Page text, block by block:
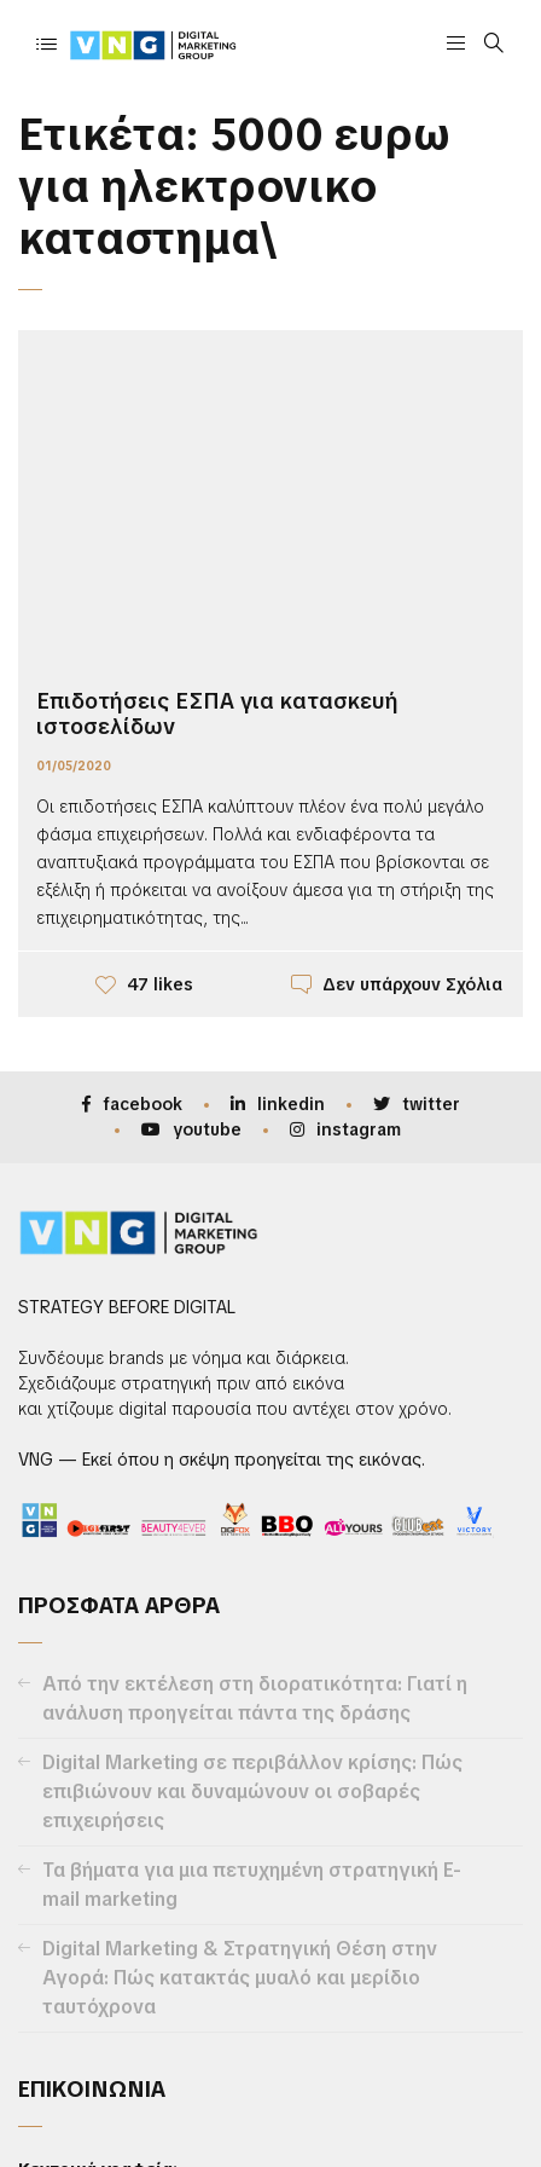
Ετικέτα: 5000 ευρω
για ηλεκτρονικο
καταστημα\
Επιδοτήσεις ΕΣΠΑ για κατασκευή
ιστοσελίδων
01/05/2020
Οι επιδοτήσεις ΕΣΠΑ καλύπτουν πλέον ένα πολύ μεγάλο
φάσμα επιχειρήσεων. Πολλά και ενδιαφέροντα τα
αναπτυξιακά προγράμματα του ΕΣΠΑ που βρίσκονται σε
εξέλιξη ή πρόκειται να ανοίξουν άμεσα για τη στήριξη της
επιχειρηματικότητας, της...
47 likes Δεν υπάρχουν Σχόλια
facebook linkedin
twitter
youtube
instagram
STRATEGY BEFORE DIGITAL
Συνδέουμε brands με νόημα και διάρκεια.
Σχεδιάζουμε στρατηγική πριν από εικόνα
και χτίζουμε digital παρουσία που αντέχει στον χρόνο.
VNG — Εκεί όπου η σκέψη προηγείται της εικόνας.
ΠΡΟΣΦΑΤΑ ΑΡΘΡΑ
Από την εκτέλεση στη διορατικότητα: Γιατί η
ανάλυση προηγείται πάντα της δράσης
Digital Marketing σε περιβάλλον κρίσης: Πώς
επιβιώνουν και δυναμώνουν οι σοβαρές
επιχειρήσεις
Τα βήματα για μια πετυχημένη στρατηγική E-
mail marketing
Digital Marketing & Στρατηγική Θέση στην
Αγορά: Πώς κατακτάς μυαλό και μερίδιο
ταυτόχρονα
ΕΠΙΚΟΙΝΩΝΙΑ